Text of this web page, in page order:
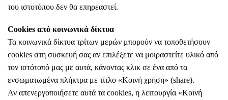
του ιστοτόπου δεν θα επηρεαστεί.
Cookies από κοινωνικά δίκτυα
Τα κοινωνικά δίκτυα τρίτων μερών μπορούν να τοποθετήσουν
cookies στη συσκευή σας αν επιλέξετε να μοιραστείτε υλικό από
τον ιστότοπό μας με αυτά, κάνοντας κλικ σε ένα από τα
ενσωματωμένα πλήκτρα με τίτλο «Κοινή χρήση» (share).
Αν απενεργοποιήσετε αυτά τα cookies, η λειτουργία «Κοινή